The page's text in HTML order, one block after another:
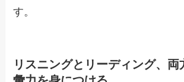
す。
リスニングとリーディング、両